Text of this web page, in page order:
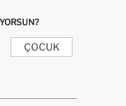
ÇOCUK